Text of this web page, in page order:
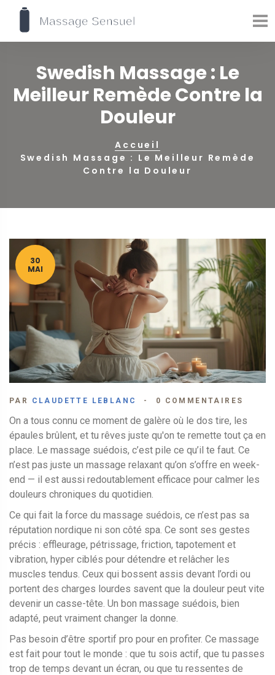
Swedish Massage : Le
Meilleur Remède Contre la
Douleur
Accueil
Swedish Massage : Le Meilleur Remède
Contre la Douleur
30
MAI
PAR CLAUDETTE LEBLANC 0 COMMENTAIRES
On a tous connu ce moment de galère où le dos tire, les
épaules brûlent, et tu rêves juste qu'on te remette tout ça en
place. Le massage suédois, c’est pile ce qu’il te faut. Ce
n’est pas juste un massage relaxant qu’on s’offre en week-
end — il est aussi redoutablement efficace pour calmer les
douleurs chroniques du quotidien.
Ce qui fait la force du massage suédois, ce n’est pas sa
réputation nordique ni son côté spa. Ce sont ses gestes
précis : effleurage, pétrissage, friction, tapotement et
vibration, hyper ciblés pour détendre et relâcher les
muscles tendus. Ceux qui bossent assis devant l’ordi ou
portent des charges lourdes savent que la douleur peut vite
devenir un casse-tête. Un bon massage suédois, bien
adapté, peut vraiment changer la donne.
Pas besoin d’être sportif pro pour en profiter. Ce massage
est fait pour tout le monde : que tu sois actif, que tu passes
trop de temps devant un écran, ou que tu ressentes de